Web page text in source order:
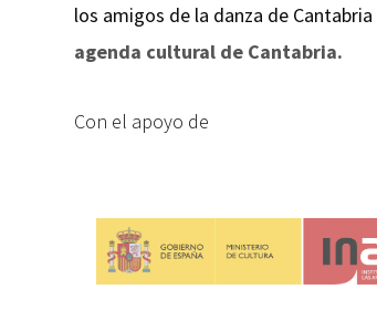
los amigos de la danza de
agenda cultural de Cantabria.
Con el apoyo de